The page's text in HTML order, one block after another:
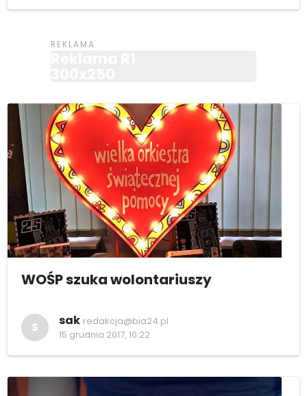
WOŚP szuka wolontariuszy
S sak redakcja@bia24.pl
15 grudnia 2017, 10:22